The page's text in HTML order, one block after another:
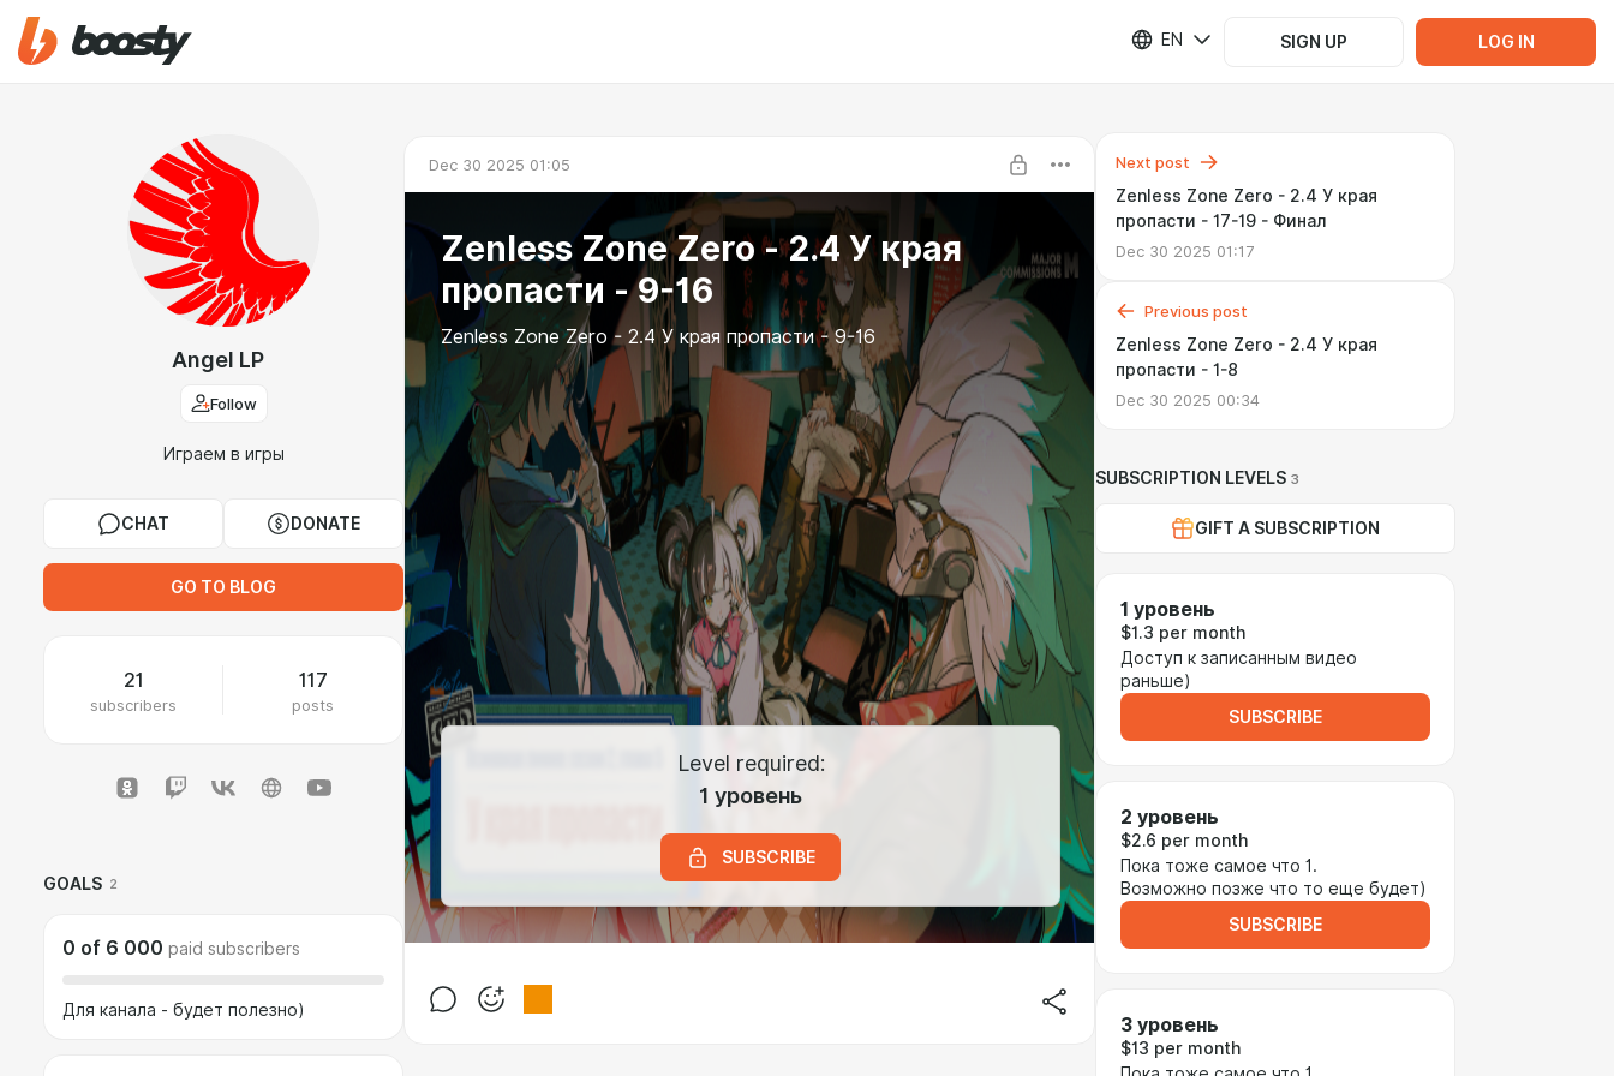
EN SIGN UP LOG IN
Angel LP
Follow
Играем в игры
CHAT DONATE
GO TO BLOG
21
subscribers
117
posts
GOALS 2
0 of 6 000 paid subscribers
Для канала - будет полезно)
Dec 30 2025 01:05
Zenless Zone Zero - 2.4 У края
пропасти - 9-16
Zenless Zone Zero - 2.4 У края пропасти - 9-16
Level required:
1 уровень
SUBSCRIBE
Next post
Zenless Zone Zero - 2.4 У края
пропасти - 17-19 - Финал
Dec 30 2025 01:17
Previous post
Zenless Zone Zero - 2.4 У края
пропасти - 1-8
Dec 30 2025 00:34
SUBSCRIPTION LEVELS 3
GIFT A SUBSCRIPTION
1 уровень
$1.3 per month
Доступ к записанным видео
раньше)
SUBSCRIBE
2 уровень
$2.6 per month
Пока тоже самое что 1.
Возможно позже что то еще будет)
SUBSCRIBE
3 уровень
$13 per month